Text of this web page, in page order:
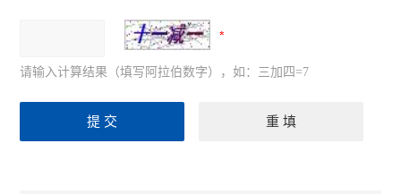
请输入计算结果（填写阿拉伯数字），如：三加四=7